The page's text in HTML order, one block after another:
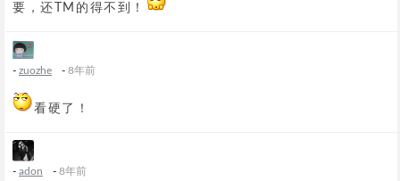
要，还TM的得不到！
- zuozhe - 8年前
看硬了！
- adon - 8年前